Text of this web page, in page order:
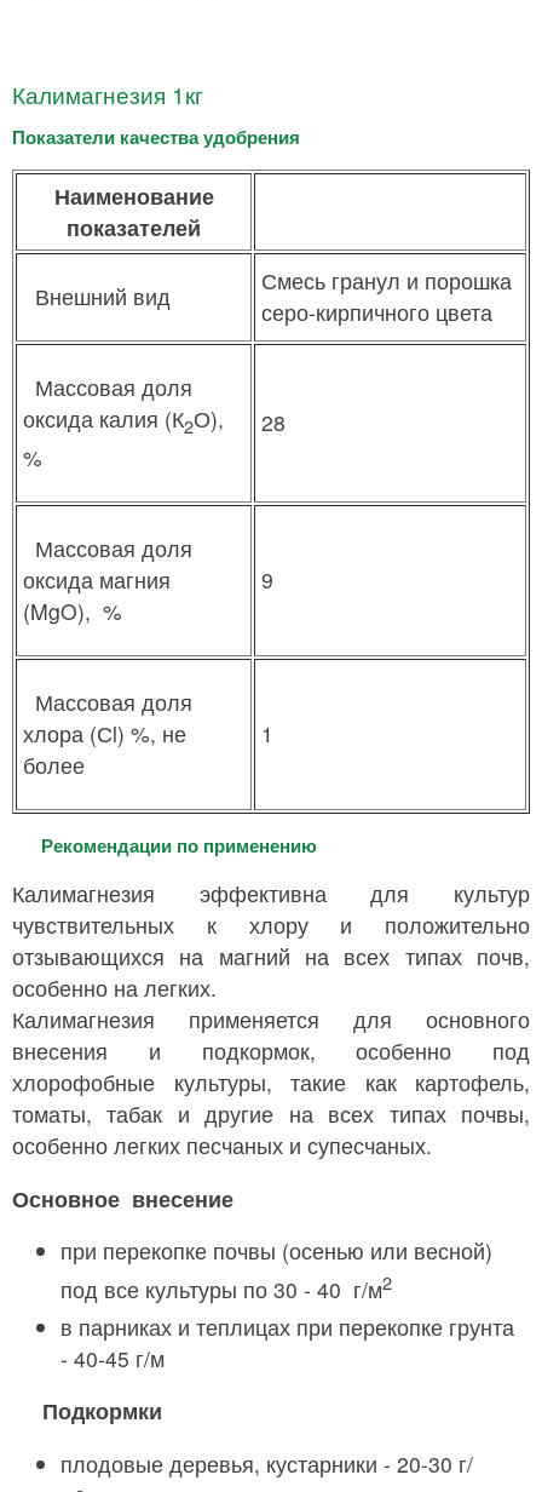
Калимагнезия 1кг
Показатели качества удобрения
Наименование
показателей
Внешний вид
Смесь гранул и порошка
серо-кирпичного цвета
Массовая доля
оксида калия (К2О),
%
28
Массовая доля
оксида магния
(MgO), %
9
Массовая доля
хлора (Сl) %, не
более
1
Рекомендации по применению
Калимагнезия эффективна для культур
чувствительных к хлору и положительно
отзывающихся на магний на всех типах почв,
особенно на легких.
Калимагнезия применяется для основного
внесения и подкормок, особенно под
хлорофобные культуры, такие как картофель,
томаты, табак и другие на всех типах почвы,
особенно легких песчаных и супесчаных.
Основное внесение
при перекопке почвы (осенью или весной)
под все культуры по 30 - 40 г/м2
в парниках и теплицах при перекопке грунта
- 40-45 г/м
Подкормки
плодовые деревья, кустарники - 20-30 г/